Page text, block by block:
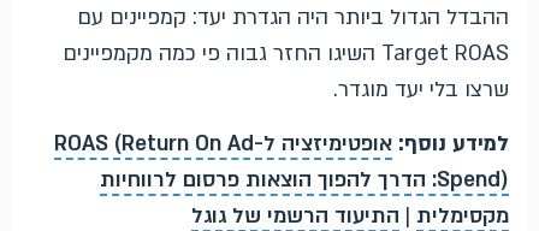
ההבדל הגדול ביותר היה הגדרת יעד: קמפיינים עם
Target ROAS השיגו החזר גבוה פי כמה מקמפיינים
שרצו בלי יעד מוגדר.
למידע נוסף:
אופטימיזציה ל-ROAS (Return On Ad
Spend): הדרך להפוך הוצאות פרסום לרווחיות
מקסימלית | התיעוד הרשמי של גוגל